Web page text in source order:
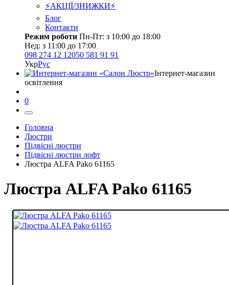
⚡АКЦІЇ/ЗНИЖКИ⚡
Блог
Контакти
Режим роботи Пн-Пт: з 10:00 до 18:00
Нед: з 11:00 до 17:00
098 274 12 12050 581 91 91
УкрРус
Інтернет-магазин
освітлення
0
Головна
Люстри
Підвісні люстри
Підвісні люстри лофт
Люстра ALFA Pako 61165
Люстра ALFA Pako 61165